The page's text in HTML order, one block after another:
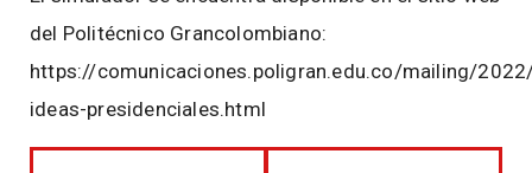
del Politécnico Grancolombiano:
https://comunicaciones.poligran.edu.co/mailing/
ideas-presidenciales.html